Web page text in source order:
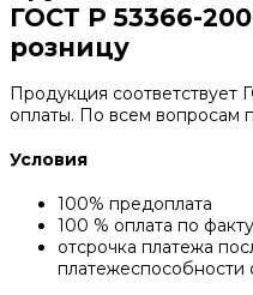
ГОСТ Р 53366-
розницу
Продукция соответствует
оплаты. По всем вопросам
Условия
100% предоплата
100 % оплата по
отсрочка платежа
платежеспособности